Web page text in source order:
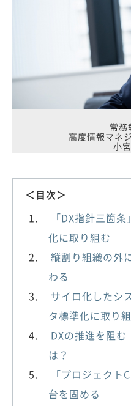
常務
高度情報マネ
小
＜目次＞
「DX指針三箇
化に取り組む
縦割り組織の外
わる
サイロ化したシ
タ標準化に取り
DXの推進を阻む
は？
「プロジェク
台を固める